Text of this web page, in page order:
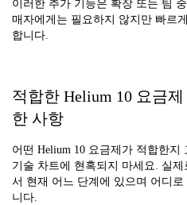
이러한 추가 기능은 확장 또는 팀
매자에게는 필요하지 않지만 빠르
합니다.
적합한 Helium 10 요금
한 사항
어떤 Helium 10 요금제가 적합한
기술 차트에 현혹되지 마세요. 실
서 현재 어느 단계에 있으며 어디
니다.